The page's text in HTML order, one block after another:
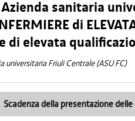
sanitaria
di
di elevata
universitaria Friuli Centrale (ASU FC)
Scadenza della presentazione